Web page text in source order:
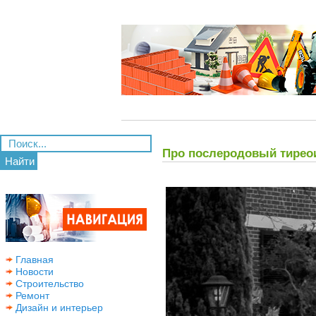
Найти
Главная
Новости
Строительство
Ремонт
Дизайн и интерьер
Про послеродовый